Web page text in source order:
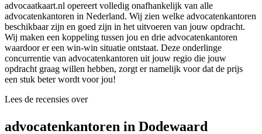
advocaatkaart.nl opereert volledig onafhankelijk van alle
advocatenkantoren in Nederland. Wij zien welke advocatenkantoren
beschikbaar zijn en goed zijn in het uitvoeren van jouw opdracht.
Wij maken een koppeling tussen jou en drie advocatenkantoren
waardoor er een win-win situatie ontstaat. Deze onderlinge
concurrentie van advocatenkantoren uit jouw regio die jouw
opdracht graag willen hebben, zorgt er namelijk voor dat de prijs
een stuk beter wordt voor jou!
Lees de recensies over
advocatenkantoren in Dodewaard